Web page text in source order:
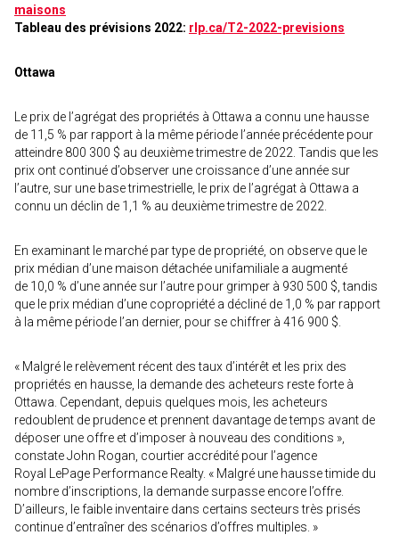
maisons
Tableau des prévisions 2022: rlp.ca/T2-2022-previsions
Ottawa
Le prix de l’agrégat des propriétés à Ottawa a connu une hausse
de 11,5 % par rapport à la même période l’année précédente pour
atteindre 800 300 $ au deuxième trimestre de 2022. Tandis que les
prix ont continué d’observer une croissance d’une année sur
l’autre, sur une base trimestrielle, le prix de l’agrégat à Ottawa a
connu un déclin de 1,1 % au deuxième trimestre de 2022.
En examinant le marché par type de propriété, on observe que le
prix médian d’une maison détachée unifamiliale a augmenté
de 10,0 % d’une année sur l’autre pour grimper à 930 500 $, tandis
que le prix médian d’une copropriété a décliné de 1,0 % par rapport
à la même période l’an dernier, pour se chiffrer à 416 900 $.
« Malgré le relèvement récent des taux d’intérêt et les prix des
propriétés en hausse, la demande des acheteurs reste forte à
Ottawa. Cependant, depuis quelques mois, les acheteurs
redoublent de prudence et prennent davantage de temps avant de
déposer une offre et d’imposer à nouveau des conditions »,
constate John Rogan, courtier accrédité pour l’agence
Royal LePage Performance Realty. « Malgré une hausse timide du
nombre d’inscriptions, la demande surpasse encore l’offre.
D’ailleurs, le faible inventaire dans certains secteurs très prisés
continue d’entraîner des scénarios d’offres multiples. »